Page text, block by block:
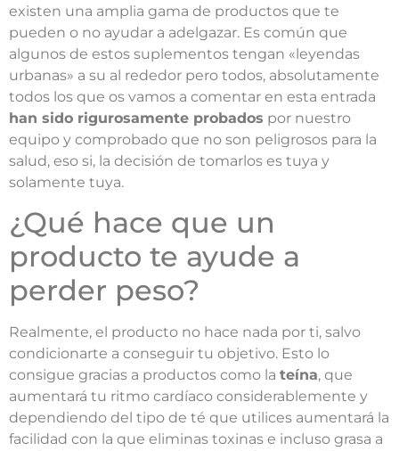
existen una amplia gama de productos que te
pueden o no ayudar a adelgazar. Es común que
algunos de estos suplementos tengan «leyendas
urbanas» a su al rededor pero todos, absolutamente
todos los que os vamos a comentar en esta entrada
han sido rigurosamente probados por nuestro
equipo y comprobado que no son peligrosos para la
salud, eso si, la decisión de tomarlos es tuya y
solamente tuya.
¿Qué hace que un
producto te ayude a
perder peso?
Realmente, el producto no hace nada por ti, salvo
condicionarte a conseguir tu objetivo. Esto lo
consigue gracias a productos como la teína, que
aumentará tu ritmo cardíaco considerablemente y
dependiendo del tipo de té que utilices aumentará la
facilidad con la que eliminas toxinas e incluso grasa a